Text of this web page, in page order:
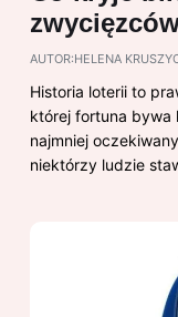
AUTOR:HELENA
Historia loterii to
której fortuna bywa
najmniej
niektórzy ludzie